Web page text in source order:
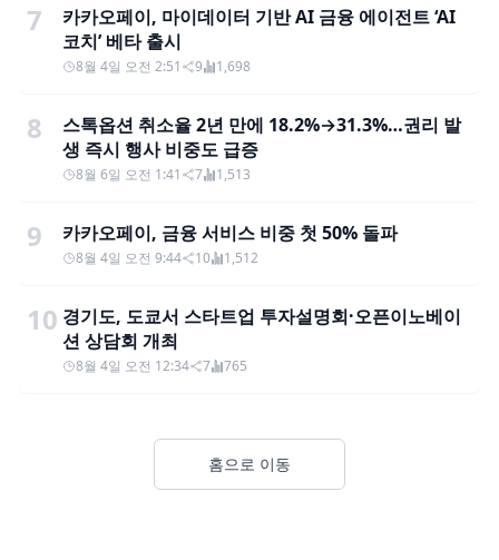
7
카카오페이, 마이데이터 기반 AI 금융 에이전트 ‘AI
코치’ 베타 출시
8월 4일 오전 2:51 9 1,698
8
스톡옵션 취소율 2년 만에 18.2%→31.3%…권리 발
생 즉시 행사 비중도 급증
8월 6일 오전 1:41 7 1,513
9 카카오페이, 금융 서비스 비중 첫 50% 돌파
8월 4일 오전 9:44 10 1,512
10 경기도, 도쿄서 스타트업 투자설명회·오픈이노베이
션 상담회 개최
8월 4일 오전 12:34 7 765
홈으로 이동